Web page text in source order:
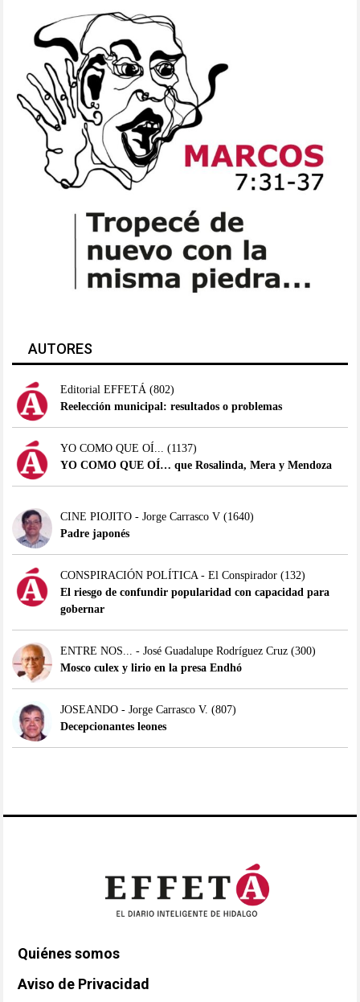
AUTORES
Editorial EFFETÁ (802)
Reelección municipal: resultados o problemas
YO COMO QUE OÍ...
(1137)
YO COMO QUE OÍ… que Rosalinda, Mera y Mendoza
CINE PIOJITO - Jorge Carrasco V(1640)
Padre japonés
CONSPIRACIÓN POLÍTICA - El Conspirador(132)
El riesgo de confundir popularidad con capacidad para
gobernar
ENTRE NOS... - José Guadalupe Rodríguez Cruz(300)
Mosco culex y lirio en la presa Endhó
JOSEANDO - Jorge Carrasco V. (807)
Decepcionantes leones
Quiénes somos
Aviso de Privacidad